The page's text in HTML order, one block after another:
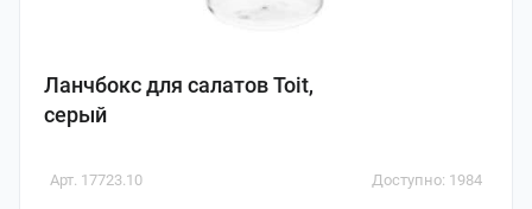
Ланчбокс для салатов Toit,
серый
Арт. 17723.10 Доступно: 1984